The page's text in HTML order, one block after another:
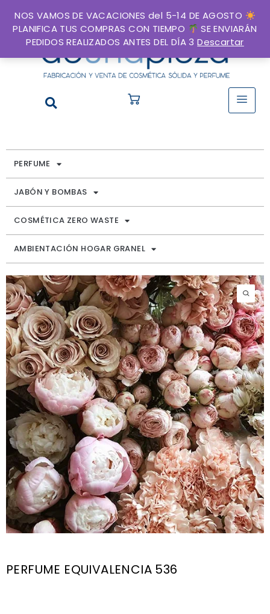
Acceso usuarios
PERFUME
JABÓN Y BOMBAS
COSMÉTICA ZERO WASTE
AMBIENTACIÓN HOGAR GRANEL
PERFUME EQUIVALENCIA 536
NOS VAMOS DE VACACIONES del 5-14 DE AGOSTO
PLANIFICA TUS COMPRAS CON TIEMPO
SE ENVIARÁN
PEDIDOS REALIZADOS ANTES DEL DÍA 3Descartar